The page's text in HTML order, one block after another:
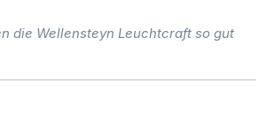
die Wellensteyn Leuchtcraft so gut